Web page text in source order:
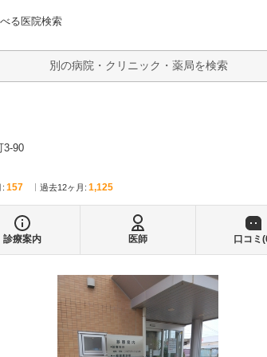
る医院検索
検索
3-90
: 157 過去12ヶ月: 1,125
診療案内 医師 口コミ(